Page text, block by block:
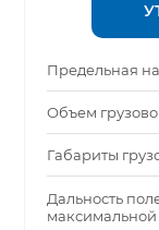
Предельная
Объем
Габариты
Дальность
максимальной